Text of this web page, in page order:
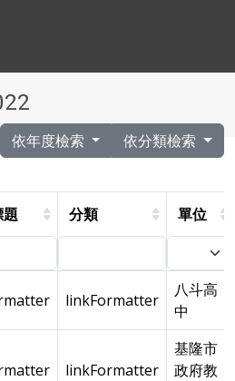
依年度檢索 依分類檢索
分類 單位
linkFormatter
八斗高
中
linkFormatter
基隆市
政府教